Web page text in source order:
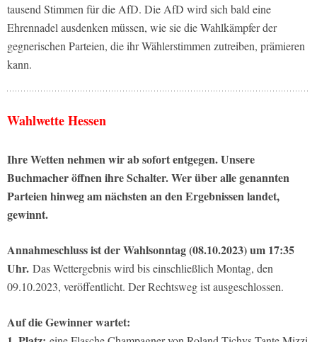
tausend Stimmen für die AfD. Die AfD wird sich bald eine
Ehrennadel ausdenken müssen, wie sie die Wahlkämpfer der
gegnerischen Parteien, die ihr Wählerstimmen zutreiben, prämieren
kann.
Wahlwette Hessen
Ihre Wetten nehmen wir ab sofort entgegen. Unsere
Buchmacher öffnen ihre Schalter. Wer über alle genannten
Parteien hinweg am nächsten an den Ergebnissen landet,
gewinnt.
Annahmeschluss ist der Wahlsonntag (08.10.2023) um 17:35
Uhr. Das Wettergebnis wird bis einschließlich Montag, den
09.10.2023, veröffentlicht. Der Rechtsweg ist ausgeschlossen.
Auf die Gewinner wartet: